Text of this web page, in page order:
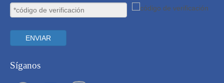
ENVIAR
Síganos